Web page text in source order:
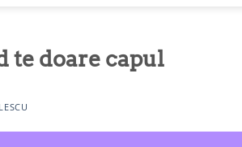
te doare capul